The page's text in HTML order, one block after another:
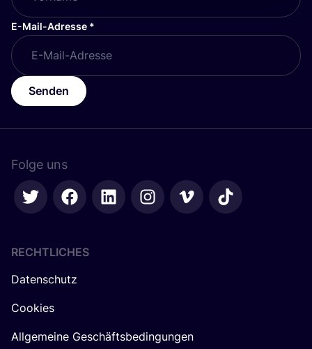
E-Mail-Adresse *
Senden
Folge uns
RECHTLICHES
Datenschutz
Cookies
Allgemeine Geschäftsbedingungen